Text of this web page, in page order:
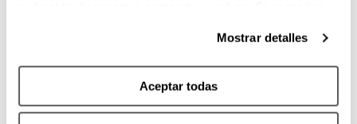
Mostrar detalles
Aceptar todas